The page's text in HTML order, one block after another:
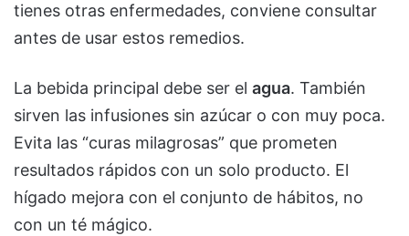
tienes otras enfermedades, conviene consultar
antes de usar estos remedios.
La bebida principal debe ser el agua. También
sirven las infusiones sin azúcar o con muy poca.
Evita las “curas milagrosas” que prometen
resultados rápidos con un solo producto. El
hígado mejora con el conjunto de hábitos, no
con un té mágico.